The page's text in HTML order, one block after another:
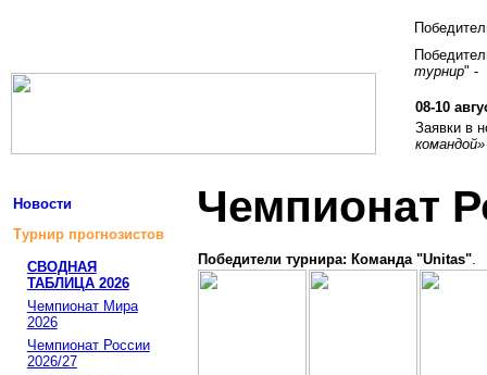
турнир" -
08-10
Заявки в
командой»
Новости
Турнир прогнозистов
СВОДНАЯ
ТАБЛИЦА 2026
Чемпионат Мира
2026
Чемпионат России
2026/27
Чемпионат
Победители турнира: Команда "Unitas"